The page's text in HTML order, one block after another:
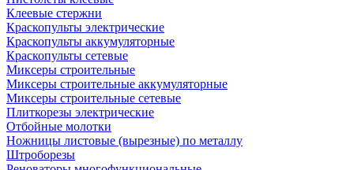
Клеевые стержни
Краскопульты электрические
Краскопульты аккумуляторные
Краскопульты сетевые
Миксеры строительные
Миксеры строительные аккумуляторные
Миксеры строительные сетевые
Плиткорезы электрические
Отбойные молотки
Ножницы листовые (вырезные) по металлу
Штроборезы